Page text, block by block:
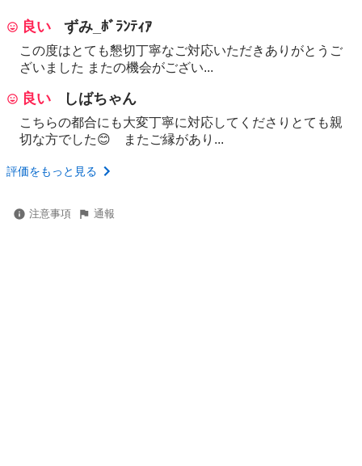
良い ずみ_ﾎﾞﾗﾝﾃｨｱ
この度はとても懇切丁寧なご対応いただきありがとうご
ざいました またの機会がござい...
良い しばちゃん
こちらの都合にも大変丁寧に対応してくださりとても親
切な方でした😊 またご縁があり...
評価をもっと見る
注意事項 通報